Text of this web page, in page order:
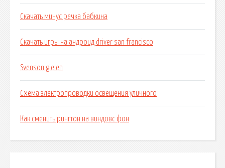
Скачать минус речка бабкина
Скачать игры на андроид driver san francisco
Svenson gielen
Схема электропроводки освещения уличного
Как сменить рингтон на виндовс фон